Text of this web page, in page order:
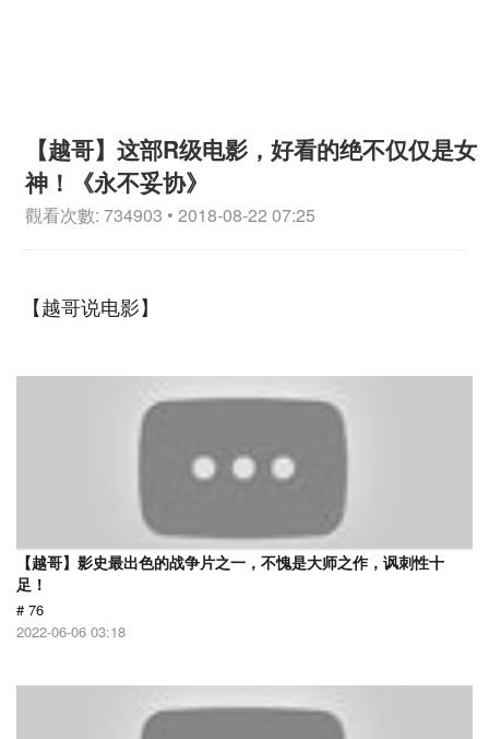
【越哥】这部R级电影，好看的绝不仅仅是女
神！《永不妥协》
觀看次數: 734903 • 2018-08-22 07:25
【越哥说电影】
【越哥】影史最出色的战争片之一，不愧是大师之作，讽刺性十
足！
# 76
2022-06-06 03:18